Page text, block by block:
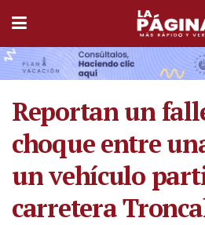
Reportan un
choque entre
un vehículo
carretera